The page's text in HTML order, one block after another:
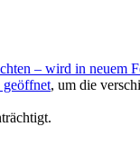
– wird in neuem
geöffnet, um die